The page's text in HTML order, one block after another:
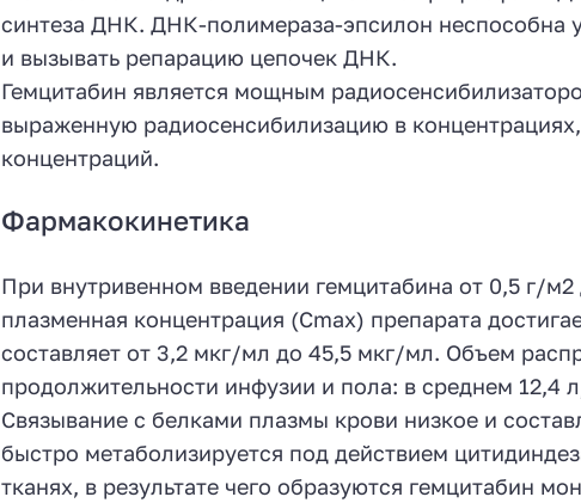
синтеза ДНК. ДНК-полимераза-эпсилон неспособна
и вызывать репарацию цепочек ДНК.
Гемцитабин является мощным
выраженную радиосенсибилизацию в
концентраций.
Фармакокинетика
При внутривенном введении гемцитабина от 0,5 г/
плазменная концентрация (Сmах) препарата
составляет от 3,2 мкг/мл до 45,5 мкг/мл. Объем
продолжительности инфузии и пола: в среднем
Связывание с белками плазмы крови низкое и
быстро метаболизируется под действием
тканях, в результате чего образуются гемцитабин